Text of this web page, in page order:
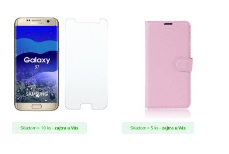
Skladom > 10 ks -zajtra u Vás Skladom > 5 ks -zajtra u Vás